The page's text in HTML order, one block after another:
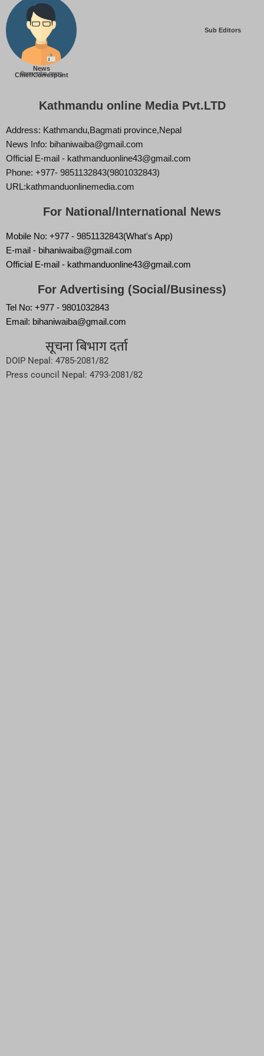
News
Chief/Correspont
बिज्ञान वाईबा (ममता)
Sub Editors
Kathmandu online Media Pvt.LTD
Address: Kathmandu,Bagmati province,Nepal
News Info: bihaniwaiba@gmail.com
Official E-mail - kathmanduonline43@gmail.com
Phone: +977- 9851132843(9801032843)
URL:kathmanduonlinemedia.com
For National/International News
Mobile No: +977 - 9851132843(What's App)
E-mail - bihaniwaiba@gmail.com
Official E-mail - kathmanduonline43@gmail.com
For Advertising (Social/Business)
Tel No: +977 - 9801032843
Email: bihaniwaiba@gmail.com
सूचना बिभाग दर्ता
DOIP Nepal: 4785-2081/82
Press council Nepal: 4793-2081/82